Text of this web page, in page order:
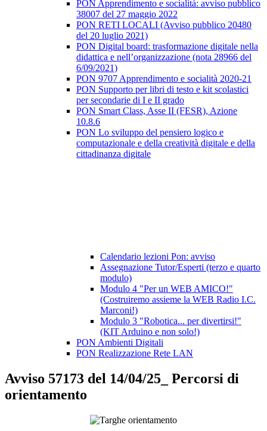
PON Apprendimento e socialità: avviso pubblico
38007 del 27 maggio 2022
PON RETI LOCALI (Avviso pubblico 20480
del 20 luglio 2021)
PON Digital board: trasformazione digitale nella
didattica e nell’organizzazione (nota 28966 del
6/09/2021)
PON 9707 Apprendimento e socialità 2020-21
PON Supporto per libri di testo e kit scolastici
per secondarie di I e II grado
PON Smart Class, Asse II (FESR), Azione
10.8.6
PON Lo sviluppo del pensiero logico e
computazionale e della creatività digitale e della
cittadinanza digitale
Calendario lezioni Pon: avviso
Assegnazione Tutor/Esperti (terzo e quarto
modulo)
Modulo 4 "Per un WEB AMICO!"
(Costruiremo assieme la WEB Radio I.C.
Marconi!)
Modulo 3 "Robotica... per divertirsi!"
(KIT Arduino e non solo!)
PON Ambienti Digitali
PON Realizzazione Rete LAN
Avviso 57173 del 14/04/25_ Percorsi di
orientamento